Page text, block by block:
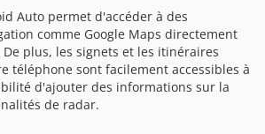
Auto permet d'accéder à des
comme Google Maps directement
plus, les signets et les itinéraires
téléphone sont facilement accessibles à
d'ajouter des informations sur la
de radar.